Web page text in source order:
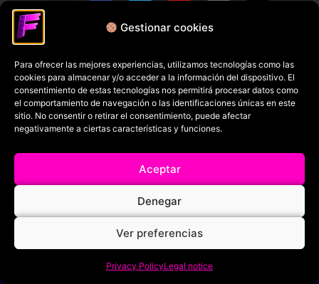
Gestionar cookies
Para ofrecer las mejores experiencias, utilizamos tecnologías como las
cookies para almacenar y/o acceder a la información del dispositivo. El
consentimiento de estas tecnologías nos permitirá procesar datos como
el comportamiento de navegación o las identificaciones únicas en este
sitio. No consentir o retirar el consentimiento, puede afectar
negativamente a ciertas características y funciones.
Aceptar
Denegar
Ver preferencias
Privacy PolicyLegal notice